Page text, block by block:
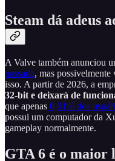
Steam dá adeus
A Valve também anunciou
passada, mas
isso. A partir de 2026, a
32-bit e deixará de
que apenas 0,01% dos
possui um computador da
gameplay normalmente.
GTA 6 é o maior